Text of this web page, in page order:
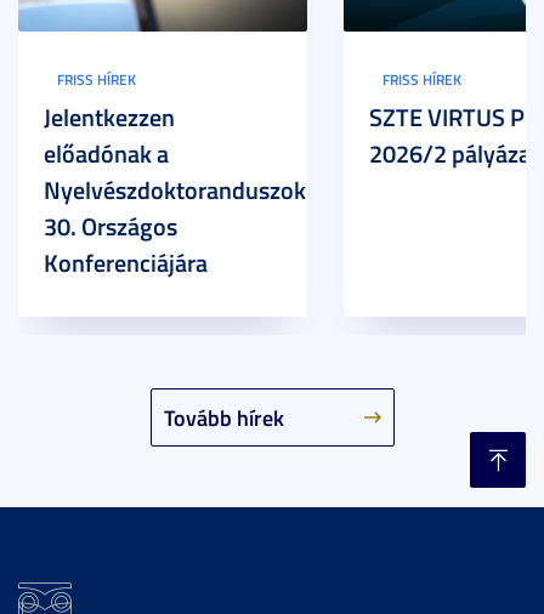
Tovább hírek
FRISS HÍREK
Jelentkezzen
előadónak a
Nyelvészdoktoranduszok
30. Országos
Konferenciájára
FRISS HÍREK
SZTE VIRTUS
2026/2